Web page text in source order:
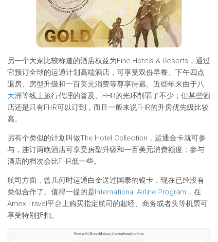
另一个大家比较称道的酒店权益为Fine Hotels & Resorts，通过
它预订全球的运通计划高端酒店，可享受双份早餐、下午四点
退房、房型升级和一百美元消费等尊享待遇。近些年来由于八
大洲等线上旅行代理的普及、FHR的光环削弱了不少；但某些酒
店还是只有FHR可以订到，而且一般来说FHR的升房优先级比较
高。
另有个类似的计划叫做The Hotel Collection，运通金卡就可参
与，连订两晚酒店可享受房型升级和一百美元消费额度；参与
酒店的档次会比FHR低一些。
航司方面，曾几何时运通白金送过国泰的银卡，现在已经没有
类似合作了。值得一提的是International Airline Program ，在
Amex Travel平台上购买指定航司的超经、商务或者头等机票可
享受特别折扣。